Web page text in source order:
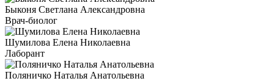
Быконя Светлана Александровна
Врач-биолог
Шумилова Елена Николаевна
Лаборант
Поляничко Наталья Анатольевна